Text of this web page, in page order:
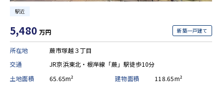
駅近
5,480 万円 新築一戸建て
所在地
蕨市塚越３丁目
交通
JR京浜東北・根岸線「蕨」駅徒歩10分
土地面積
65.65m² 建物面積
118.65m²